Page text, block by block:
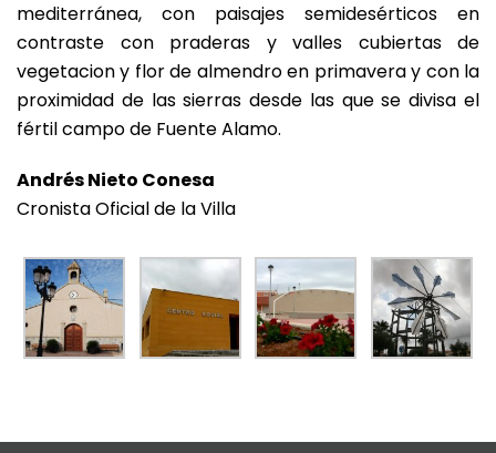
mediterránea, con paisajes semidesérticos en
contraste con praderas y valles cubiertas de
vegetacion y flor de almendro en primavera y con la
proximidad de las sierras desde las que se divisa el
fértil campo de Fuente Alamo.
Andrés Nieto Conesa
Cronista Oficial de la Villa